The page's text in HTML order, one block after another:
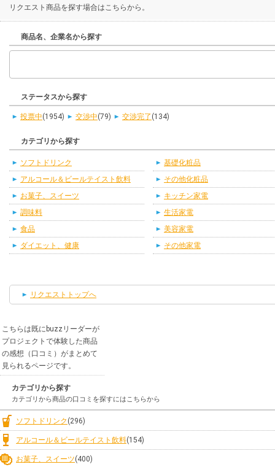
リクエスト商品を探す場合はこちらから。
商品名、企業名から探す
ステータスから探す
投票中(1954) 交渉中(79) 交渉完了 (134)
カテゴリから探す
ソフトドリンク
アルコール＆ビールテイスト飲料
お菓子、スイーツ
調味料
食品
ダイエット、健康
基礎化粧品
その他化粧品
キッチン家電
生活家電
美容家電
その他家電
リクエストトップへ
こちらは既にbuzzリーダーが
プロジェクトで体験した商品
の感想（口コミ）がまとめて
見られるページです。
カテゴリから探す
カテゴリから商品の口コミを探すにはこちらから
ソフトドリンク (296)
アルコール＆ビールテイスト飲料(154)
お菓子、スイーツ(400)